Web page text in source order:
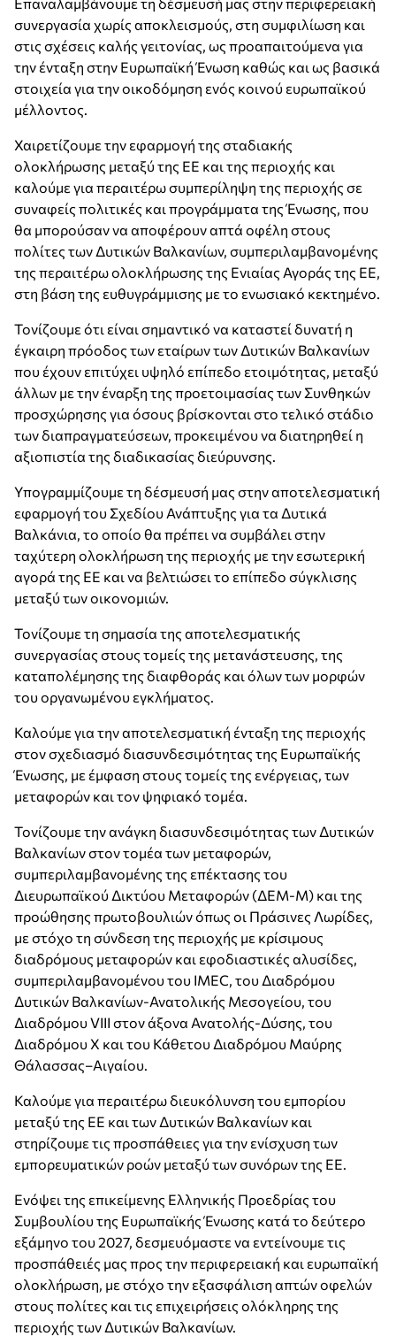
συνεργασία χωρίς αποκλεισμούς, στη συμφιλίωση και
στις σχέσεις καλής γειτονίας, ως προαπαιτούμενα για
την ένταξη στην Ευρωπαϊκή Ένωση καθώς και ως βασικά
στοιχεία για την οικοδόμηση ενός κοινού ευρωπαϊκού
μέλλοντος.
Χαιρετίζουμε την εφαρμογή της σταδιακής
ολοκλήρωσης μεταξύ της ΕΕ και της περιοχής και
καλούμε για περαιτέρω συμπερίληψη της περιοχής σε
συναφείς πολιτικές και προγράμματα της Ένωσης, που
θα μπορούσαν να αποφέρουν απτά οφέλη στους
πολίτες των Δυτικών Βαλκανίων, συμπεριλαμβανομένης
της περαιτέρω ολοκλήρωσης της Ενιαίας Αγοράς της ΕΕ,
στη βάση της ευθυγράμμισης με το ενωσιακό κεκτημένο.
Τονίζουμε ότι είναι σημαντικό να καταστεί δυνατή η
έγκαιρη πρόοδος των εταίρων των Δυτικών Βαλκανίων
που έχουν επιτύχει υψηλό επίπεδο ετοιμότητας, μεταξύ
άλλων με την έναρξη της προετοιμασίας των Συνθηκών
προσχώρησης για όσους βρίσκονται στο τελικό στάδιο
των διαπραγματεύσεων, προκειμένου να διατηρηθεί η
αξιοπιστία της διαδικασίας διεύρυνσης.
Υπογραμμίζουμε τη δέσμευσή μας στην αποτελεσματική
εφαρμογή του Σχεδίου Ανάπτυξης για τα Δυτικά
Βαλκάνια, το οποίο θα πρέπει να συμβάλει στην
ταχύτερη ολοκλήρωση της περιοχής με την εσωτερική
αγορά της ΕΕ και να βελτιώσει το επίπεδο σύγκλισης
μεταξύ των οικονομιών.
Τονίζουμε τη σημασία της αποτελεσματικής
συνεργασίας στους τομείς της μετανάστευσης, της
καταπολέμησης της διαφθοράς και όλων των μορφών
του οργανωμένου εγκλήματος.
Καλούμε για την αποτελεσματική ένταξη της περιοχής
στον σχεδιασμό διασυνδεσιμότητας της Ευρωπαϊκής
Ένωσης, με έμφαση στους τομείς της ενέργειας, των
μεταφορών και τον ψηφιακό τομέα.
Τονίζουμε την ανάγκη διασυνδεσιμότητας των Δυτικών
Βαλκανίων στον τομέα των μεταφορών,
συμπεριλαμβανομένης της επέκτασης του
Διευρωπαϊκού Δικτύου Μεταφορών (ΔΕΜ-Μ) και της
προώθησης πρωτοβουλιών όπως οι Πράσινες Λωρίδες,
με στόχο τη σύνδεση της περιοχής με κρίσιμους
διαδρόμους μεταφορών και εφοδιαστικές αλυσίδες,
συμπεριλαμβανομένου του IMEC, του Διαδρόμου
Δυτικών Βαλκανίων-Ανατολικής Μεσογείου, του
Διαδρόμου VIII στον άξονα Ανατολής-Δύσης, του
Διαδρόμου X και του Κάθετου Διαδρόμου Μαύρης
Θάλασσας–Αιγαίου.
Καλούμε για περαιτέρω διευκόλυνση του εμπορίου
μεταξύ της ΕΕ και των Δυτικών Βαλκανίων και
στηρίζουμε τις προσπάθειες για την ενίσχυση των
εμπορευματικών ροών μεταξύ των συνόρων της ΕΕ.
Ενόψει της επικείμενης Ελληνικής Προεδρίας του
Συμβουλίου της Ευρωπαϊκής Ένωσης κατά το δεύτερο
εξάμηνο του 2027, δεσμευόμαστε να εντείνουμε τις
προσπάθειές μας προς την περιφερειακή και ευρωπαϊκή
ολοκλήρωση, με στόχο την εξασφάλιση απτών οφελών
στους πολίτες και τις επιχειρήσεις ολόκληρης της
περιοχής των Δυτικών Βαλκανίων.